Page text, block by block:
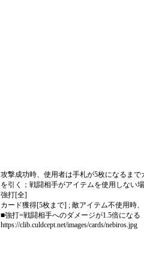
攻撃成功時、使用者は手札が5枚になるまで
を引く；戦闘相手がアイテムを使用しない
強打[全]
カード獲得[5枚まで] ; 敵アイテム不使用時
■強打=戦闘相手へのダメージが1.5倍になる
https://clib.culdcept.net/images/cards/nebiros.jpg